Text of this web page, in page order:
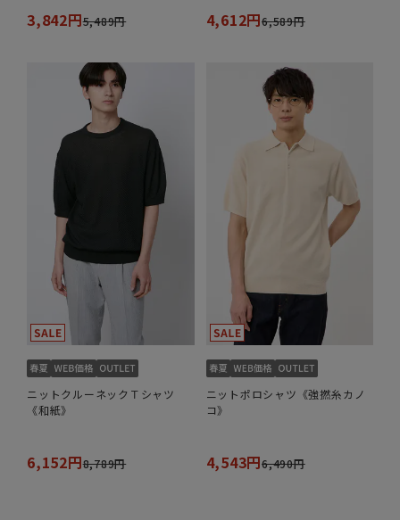
3,842円5,489円 4,612円6,589円
ニットクルーネックＴシャツ
《和紙》
6,152円8,789円
ニットポロシャツ《強撚糸カノ
コ》
4,543円6,490円